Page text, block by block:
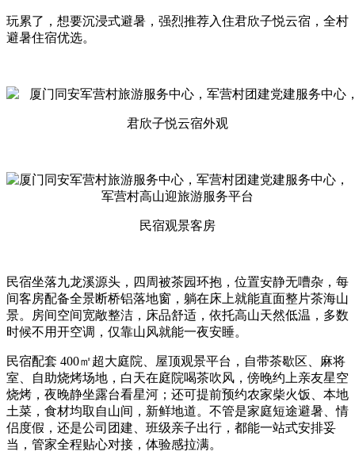
玩累了，想要沉浸式避暑，强烈推荐入住君欣子悦云宿，全村
避暑住宿优选。
君欣子悦云宿外观
民宿观景客房
民宿坐落九龙溪源头，四周被茶园环抱，位置安静无嘈杂，每
间客房配备全景断桥铝落地窗，躺在床上就能直面整片茶海山
景。房间空间宽敞整洁，床品舒适，依托高山天然低温，多数
时候不用开空调，仅靠山风就能一夜安睡。
民宿配套 400㎡超大庭院、屋顶观景平台，自带茶歇区、麻将
室、自助烧烤场地，白天在庭院喝茶吹风，傍晚约上亲友星空
烧烤，夜晚静坐露台看星河；还可提前预约农家柴火饭、本地
土菜，食材均取自山间，新鲜地道。不管是家庭短途避暑、情
侣度假，还是公司团建、班级亲子出行，都能一站式安排妥
当，管家全程贴心对接，体验感拉满。